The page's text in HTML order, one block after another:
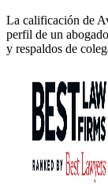
La calificación de
perfil de un
y respaldos de